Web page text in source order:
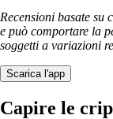
Recensioni basate
e può comportare la
soggetti a variazioni
Scarica l'app
Capire le